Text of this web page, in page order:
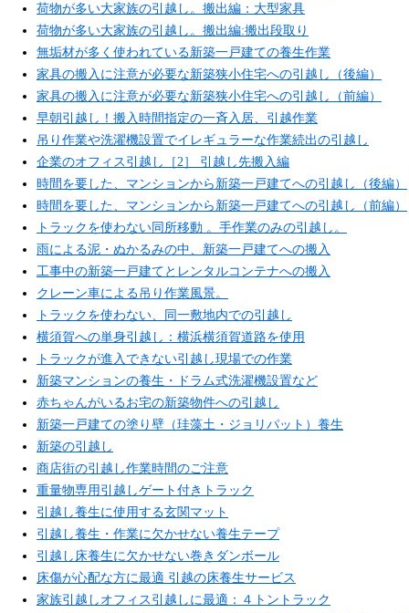
荷物が多い大家族の引越し。搬出編：大型家具
荷物が多い大家族の引越し。搬出編:搬出段取り
無垢材が多く使われている新築一戸建ての養生作業
家具の搬入に注意が必要な新築狭小住宅への引越し（後編）
家具の搬入に注意が必要な新築狭小住宅への引越し（前編）
早朝引越し！搬入時間指定の一斉入居、引越作業
吊り作業や洗濯機設置でイレギュラーな作業続出の引越し
企業のオフィス引越し［2］ 引越し先搬入編
時間を要した、マンションから新築一戸建てへの引越し（後編）
時間を要した、マンションから新築一戸建てへの引越し（前編）
トラックを使わない同所移動 。手作業のみの引越し。
雨による泥・ぬかるみの中、新築一戸建てへの搬入
工事中の新築一戸建てとレンタルコンテナへの搬入
クレーン車による吊り作業風景。
トラックを使わない、同一敷地内での引越し
横須賀への単身引越し：横浜横須賀道路を使用
トラックが進入できない引越し現場での作業
新築マンションの養生・ドラム式洗濯機設置など
赤ちゃんがいるお宅の新築物件への引越し
新築一戸建ての塗り壁（珪藻土・ジョリパット）養生
新築の引越し
商店街の引越し作業時間のご注意
重量物専用引越しゲート付きトラック
引越し養生に使用する玄関マット
引越し養生・作業に欠かせない養生テープ
引越し床養生に欠かせない巻きダンボール
床傷が心配な方に最適 引越の床養生サービス
家族引越しオフィス引越しに最適：４トントラック